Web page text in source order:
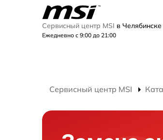
Сервисный центр MSI в Челябинске
Ежедневно с 9:00 до 21:00
Сервисный центр MSI